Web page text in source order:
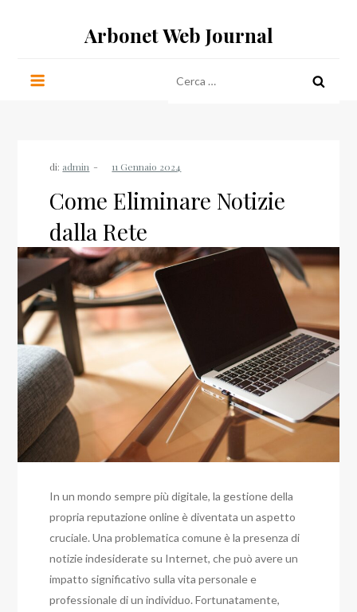
Arbonet Web Journal
per:
di: admin
Come Eliminare Notizie
dalla Rete
In un mondo sempre più digitale, la gestione della
propria reputazione online è diventata un aspetto
cruciale. Una problematica comune è la presenza di
notizie indesiderate su Internet, che può avere un
impatto significativo sulla vita personale e
professionale di un individuo. Fortunatamente,